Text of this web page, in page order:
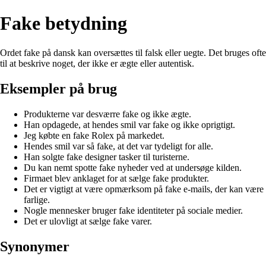
Fake betydning
Ordet fake på dansk kan oversættes til falsk eller uegte. Det bruges ofte
til at beskrive noget, der ikke er ægte eller autentisk.
Eksempler på brug
Produkterne var desværre fake og ikke ægte.
Han opdagede, at hendes smil var fake og ikke oprigtigt.
Jeg købte en fake Rolex på markedet.
Hendes smil var så fake, at det var tydeligt for alle.
Han solgte fake designer tasker til turisterne.
Du kan nemt spotte fake nyheder ved at undersøge kilden.
Firmaet blev anklaget for at sælge fake produkter.
Det er vigtigt at være opmærksom på fake e-mails, der kan være
farlige.
Nogle mennesker bruger fake identiteter på sociale medier.
Det er ulovligt at sælge fake varer.
Synonymer